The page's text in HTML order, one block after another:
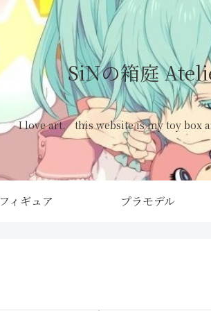
SiNの箱庭
I love art. this website is my toy box
フィギュア プラモデル